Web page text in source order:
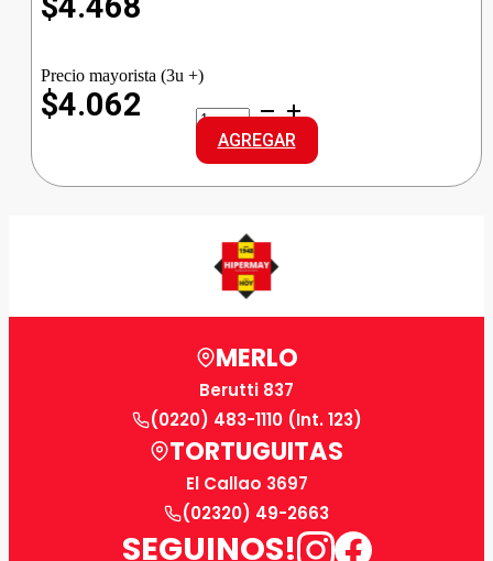
Precio mayorista (3u +)
$4.062
PRINGLES
PAPAS
QUESO
cantidad
AGREGAR
MERLO
Berutti 837
(0220) 483-1110 (Int. 123)
TORTUGUITAS
El Callao 3697
(02320) 49-2663
SEGUINOS!